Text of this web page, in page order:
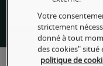
Nos autres sites
Votre
strictement
donné à tout
des cookies" situé
politique de